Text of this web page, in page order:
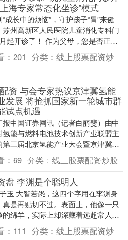
上海专家常态化坐诊”模式
“成长中的烦恼”，守护孩子“胃”来健
苏州高新区人民医院儿童消化专科门
起开诊了！ 作为父母，您是否正在
子的这些问题而焦虑？ 宝宝一吃东西
肚子....
： 201 分类： 线上股票配资炒
资 与会专家热议京津冀氢能
发展 将抢抓国家新一轮城市群
试点机遇
报中国证券网讯（记者白丽斐）由中
氢能与燃料电池技术创新产业联盟主
第三届北京氢能产业大会暨京津冀氢
业发展峰会24日在北京举办。与会专
示，202....
： 69 分类： 线上股票配资炒股
盘 李渊是个聪明人
玉 大智若愚，这四个字用在李渊身
真是再贴切不过。表面上，他像一只
的绵羊，实际上却深藏着远超常人的
与耐心。正是这位绵羊父亲，在一群
般的儿子....
： 111 分类： 线上股票配资炒